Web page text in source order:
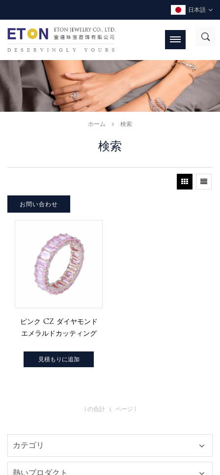
日本語
ホーム 検索
検索
お問い合わせ
ピンク cz ダイヤモンド
エメラルドカッティング
リングシルバーエタニテ
ィリング
見積もりに追加
の合計 1 ページ
カテゴリ
熱いプロダクト